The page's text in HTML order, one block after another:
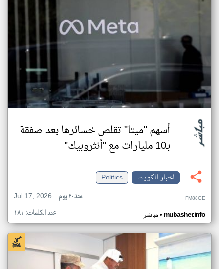
أسهم "ميتا" تقلص خسائرها بعد صفقة
بـ10 مليارات مع "أنثروبيك"
اخبار الكويت
Politics
Jul 17, 2026
منذ ٢٠ يوم FM88GE
مباشر• mubasher.info عدد الكلمات: ١٨١